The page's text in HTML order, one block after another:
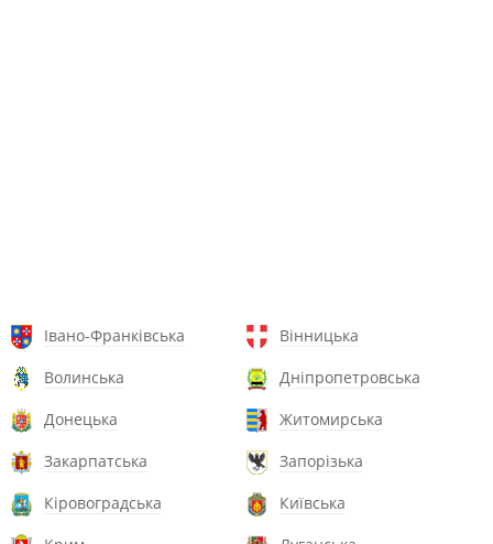
Івано-Франківська
Вінницька
Волинська
Дніпропетровська
Донецька
Житомирська
Закарпатська
Запорізька
Кіровоградська
Київська